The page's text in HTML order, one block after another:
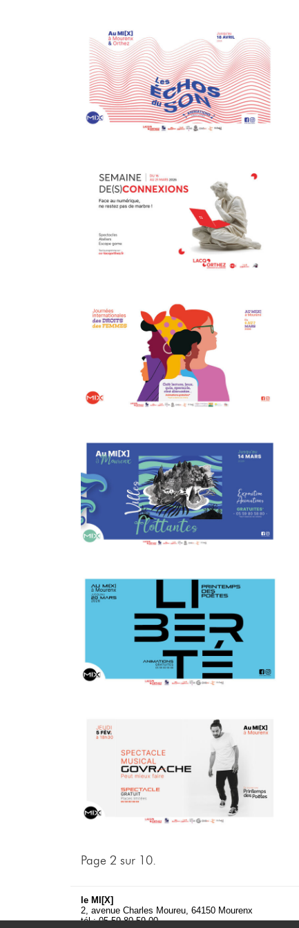
Page 2 sur 10.
le MI[X]
2, avenue Charles Moureu, 64150 Mourenx
tél : 05 59 80 59 00